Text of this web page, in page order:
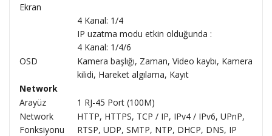
Ekran
4 Kanal: 1/4
IP uzatma modu etkin olduğunda :
4 Kanal: 1/4/6
OSD
Kamera başlığı, Zaman, Video kaybı, Kamera
kilidi, Hareket algılama, Kayıt
Network
Arayüz
1 RJ-45 Port (100M)
Network
Fonksiyonu
HTTP, HTTPS, TCP / IP, IPv4 / IPv6, UPnP,
RTSP, UDP, SMTP, NTP, DHCP, DNS, IP